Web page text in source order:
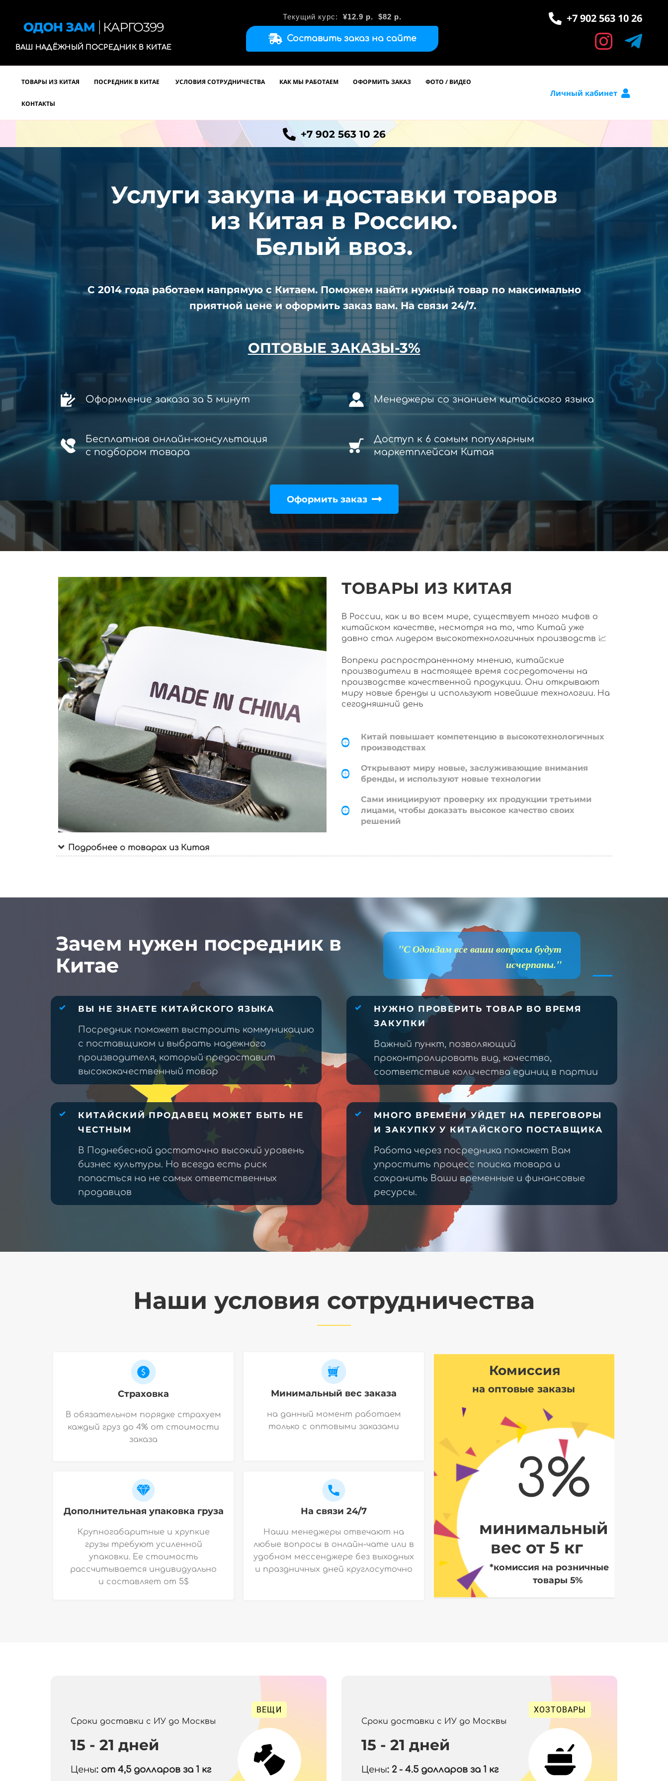
ВАШ НАДЁЖНЫЙ ПОСРЕДНИК В КИТАЕ
Текущий курс: ¥12.9 р. $82 р.
Составить заказ на сайте
+7 902 563 10 26
ТОВАРЫ ИЗ КИТАЯ ПОСРЕДНИК В КИТАЕ УСЛОВИЯ СОТРУДНИЧЕСТВА КАК МЫ РАБОТАЕМ ОФОРМИТЬ ЗАКАЗ ФОТО / ВИДЕО
КОНТАКТЫ
Личный кабинет
+7 902 563 10 26
Услуги закупа и доставки товаров
из Китая в Россию.
Белый ввоз.
С 2014 года работаем напрямую с Китаем. Поможем найти нужный товар по максимально
приятной цене и оформить заказ вам. На связи 24/7.
ОПТОВЫЕ ЗАКАЗЫ-3%
Оформление заказа за 5 минут Менеджеры со знанием китайского языка
Бесплатная онлайн-консультация
с подбором товара
Доступ к 6 самым популярным
маркетплейсам Китая
Оформить заказ
ТОВАРЫ ИЗ КИТАЯ
В России, как и во всем мире, существует много мифов о
китайском качестве, несмотря на то, что Китай уже
давно стал лидером высокотехнологичных производств 📈
Вопреки распространенному мнению, китайские
производители в настоящее время сосредоточены на
производстве качественной продукции. Они открывают
миру новые бренды и используют новейшие технологии. На
сегодняшний день
Китай повышает компетенцию в высокотехнологичных
производствах
Открывают миру новые, заслуживающие внимания
бренды, и используют новые технологии
Сами инициируют проверку их продукции третьими
лицами, чтобы доказать высокое качество своих
решений
Подробнее о товарах из Китая
Зачем нужен посредник в
Китае
"С ОдонЗам все ваши вопросы будут
исчерпаны."
ВЫ НЕ ЗНАЕТЕ КИТАЙСКОГО ЯЗЫКА
Посредник поможет выстроить коммуникацию
с поставщиком и выбрать надежного
производителя, который предоставит
высококачественный товар
НУЖНО ПРОВЕРИТЬ ТОВАР ВО ВРЕМЯ
ЗАКУПКИ
Важный пункт, позволяющий
проконтролировать вид, качество,
соответствие количества единиц в партии
КИТАЙСКИЙ ПРОДАВЕЦ МОЖЕТ БЫТЬ НЕ
ЧЕСТНЫМ
В Поднебесной достаточно высокий уровень
бизнес культуры. Но всегда есть риск
попасться на не самых ответственных
продавцов
МНОГО ВРЕМЕНИ УЙДЕТ НА ПЕРЕГОВОРЫ
И ЗАКУПКУ У КИТАЙСКОГО ПОСТАВЩИКА
Работа через посредника поможет Вам
упростить процесс поиска товара и
сохранить Ваши временные и финансовые
ресурсы.
Наши условия сотрудничества
Страховка
В обязательном порядке страхуем
каждый груз до 4% от стоимости
заказа
Дополнительная упаковка груза
Крупногабаритные и хрупкие
грузы требуют усиленной
упаковки. Ее стоимость
рассчитывается индивидуально
и составляет от 5$
Минимальный вес заказа
на данный момент работаем
только с оптовыми заказами
На связи 24/7
Наши менеджеры отвечают на
любые вопросы в онлайн-чате или в
удобном мессенджере без выходных
и праздничных дней круглосуточно
Комиссия
на оптовые заказы
3%
минимальный
вес от 5 кг
*комиссия на розничные
товары 5%
Сроки доставки с ИУ до Москвы
15 - 21 дней
Цены: от 4,5 долларов за 1 кг
ВЕЩИ
Сроки доставки с ИУ до Москвы
15 - 21 дней
Цены: 2 - 4.5 долларов за 1 кг
ХОЗТОВАРЫ